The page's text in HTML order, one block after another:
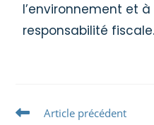
l’environnement et
responsabilité fiscale.
Article précédent